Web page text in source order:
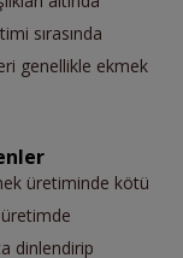
sırasında
genellikle ekmek
üretiminde kötü
dinlendirip